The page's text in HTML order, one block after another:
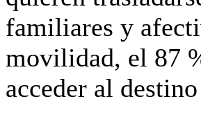
familiares y
movilidad, el 87
acceder al